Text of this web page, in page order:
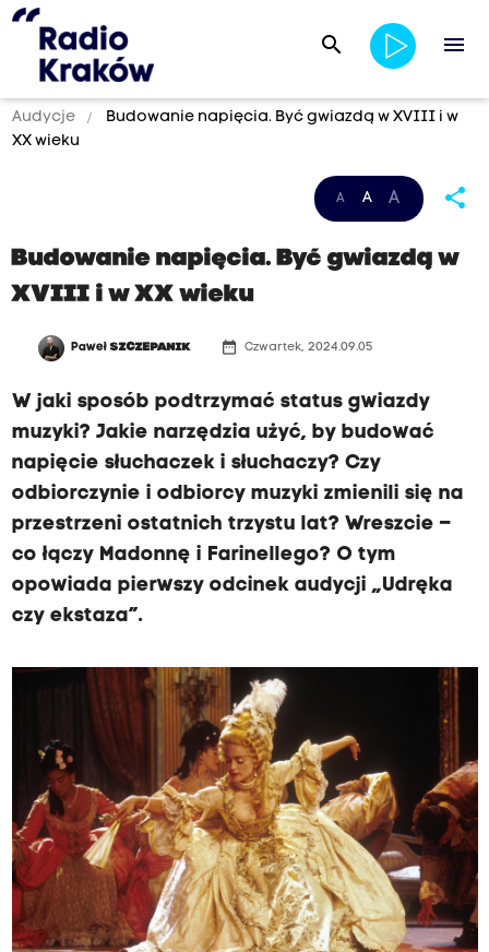
search menu
Audycje
Budowanie napięcia. Być gwiazdą w XVIII i w
XX wieku
A A A share
Budowanie napięcia. Być gwiazdą w
XVIII i w XX wieku
PawełSZCZEPANIK date_range Czwartek, 2024.09.05
W jaki sposób podtrzymać status gwiazdy
muzyki? Jakie narzędzia użyć, by budować
napięcie słuchaczek i słuchaczy? Czy
odbiorczynie i odbiorcy muzyki zmienili się na
przestrzeni ostatnich trzystu lat? Wreszcie –
co łączy Madonnę i Farinellego? O tym
opowiada pierwszy odcinek audycji „Udręka
czy ekstaza”.